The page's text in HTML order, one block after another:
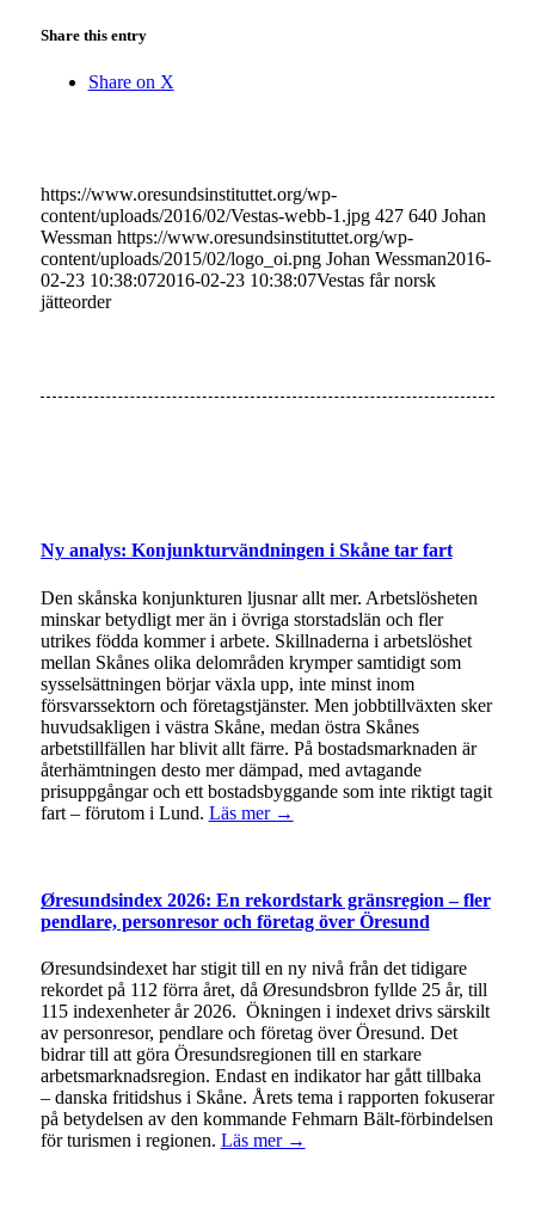
Share this entry
Share on X
https://www.oresundsinstituttet.org/wp-
content/uploads/2016/02/Vestas-webb-1.jpg 427 640 Johan
Wessman https://www.oresundsinstituttet.org/wp-
content/uploads/2015/02/logo_oi.png Johan Wessman2016-
02-23 10:38:072016-02-23 10:38:07Vestas får norsk
jätteorder
Ny analys: Konjunkturvändningen i Skåne tar fart
Den skånska konjunkturen ljusnar allt mer. Arbetslösheten
minskar betydligt mer än i övriga storstadslän och fler
utrikes födda kommer i arbete. Skillnaderna i arbetslöshet
mellan Skånes olika delområden krymper samtidigt som
sysselsättningen börjar växla upp, inte minst inom
försvarssektorn och företagstjänster. Men jobbtillväxten sker
huvudsakligen i västra Skåne, medan östra Skånes
arbetstillfällen har blivit allt färre. På bostadsmarknaden är
återhämtningen desto mer dämpad, med avtagande
prisuppgångar och ett bostadsbyggande som inte riktigt tagit
fart – förutom i Lund. Läs mer →
Øresundsindex 2026: En rekordstark gränsregion – fler
pendlare, personresor och företag över Öresund
Øresundsindexet har stigit till en ny nivå från det tidigare
rekordet på 112 förra året, då Øresundsbron fyllde 25 år, till
115 indexenheter år 2026. Ökningen i indexet drivs särskilt
av personresor, pendlare och företag över Öresund. Det
bidrar till att göra Öresundsregionen till en starkare
arbetsmarknadsregion. Endast en indikator har gått tillbaka
– danska fritidshus i Skåne. Årets tema i rapporten fokuserar
på betydelsen av den kommande Fehmarn Bält-förbindelsen
för turismen i regionen. Läs mer →